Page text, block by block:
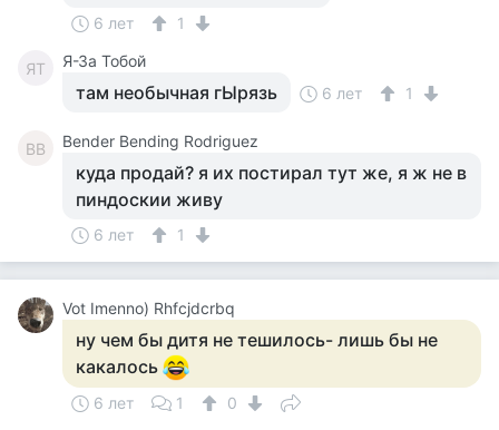
6 лет 1
ЯТ Я-За Тобой
там необычная гЫрязь 6 лет 1
BB Bender Bending Rodriguez
куда продай? я их постирал тут же, я ж не в
пиндоскии живу
6 лет 1
Vot Imenno) Rhfcjdcrbq
ну чем бы дитя не тешилось- лишь бы не
какалось
6 лет 1 0